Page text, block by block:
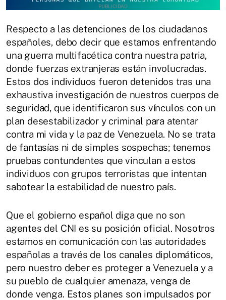
Respecto a las detenciones de los ciudadanos
españoles, debo decir que estamos enfrentando
una guerra multifacética contra nuestra patria,
donde fuerzas extranjeras están involucradas.
Estos dos individuos fueron detenidos tras una
exhaustiva investigación de nuestros cuerpos de
seguridad, que identificaron sus vínculos con un
plan desestabilizador y criminal para atentar
contra mi vida y la paz de Venezuela. No se trata
de fantasías ni de simples sospechas; tenemos
pruebas contundentes que vinculan a estos
individuos con grupos terroristas que intentan
sabotear la estabilidad de nuestro país.
Que el gobierno español diga que no son
agentes del CNI es su posición oficial. Nosotros
estamos en comunicación con las autoridades
españolas a través de los canales diplomáticos,
pero nuestro deber es proteger a Venezuela y a
su pueblo de cualquier amenaza, venga de
donde venga. Estos planes son impulsados por